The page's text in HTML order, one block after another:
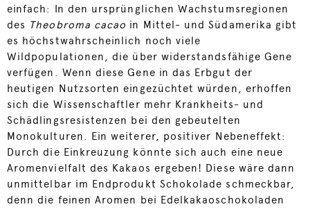
einfach: In den ursprünglichen Wachstumsregionen
des Theobroma cacao in Mittel- und Südamerika gibt
es höchstwahrscheinlich noch viele
Wildpopulationen, die über widerstandsfähige Gene
verfügen. Wenn diese Gene in das Erbgut der
heutigen Nutzsorten eingezüchtet würden, erhoffen
sich die Wissenschaftler mehr Krankheits- und
Schädlingsresistenzen bei den gebeutelten
Monokulturen. Ein weiterer, positiver Nebeneffekt:
Durch die Einkreuzung könnte sich auch eine neue
Aromenvielfalt des Kakaos ergeben! Diese wäre dann
unmittelbar im Endprodukt Schokolade schmeckbar,
denn die feinen Aromen bei Edelkakaoschokoladen